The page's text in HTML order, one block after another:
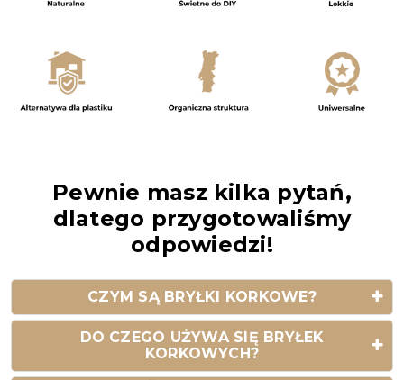
Pewnie masz kilka pytań,
dlatego przygotowaliśmy
odpowiedzi!
CZYM SĄ BRYŁKI KORKOWE?
DO CZEGO UŻYWA SIĘ BRYŁEK
KORKOWYCH?